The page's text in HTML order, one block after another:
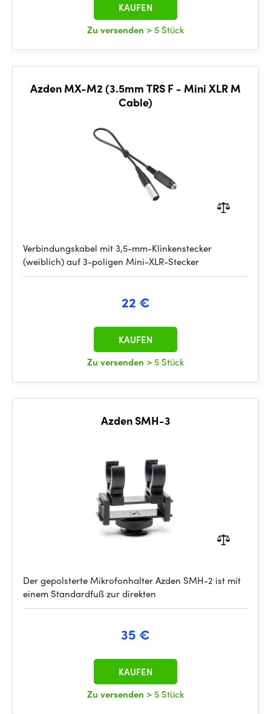
Zu versenden > 5 Stück
KAUFEN
Azden MX-M2 (3.5mm TRS F - Mini XLR M
Cable)
Verbindungskabel mit 3,5-mm-Klinkenstecker
(weiblich) auf 3-poligen Mini-XLR-Stecker
22 €
Zu versenden > 5 Stück
KAUFEN
Azden SMH-3
Der gepolsterte Mikrofonhalter Azden SMH-2 ist mit
einem Standardfuß zur direkten
35 €
Zu versenden > 5 Stück
KAUFEN